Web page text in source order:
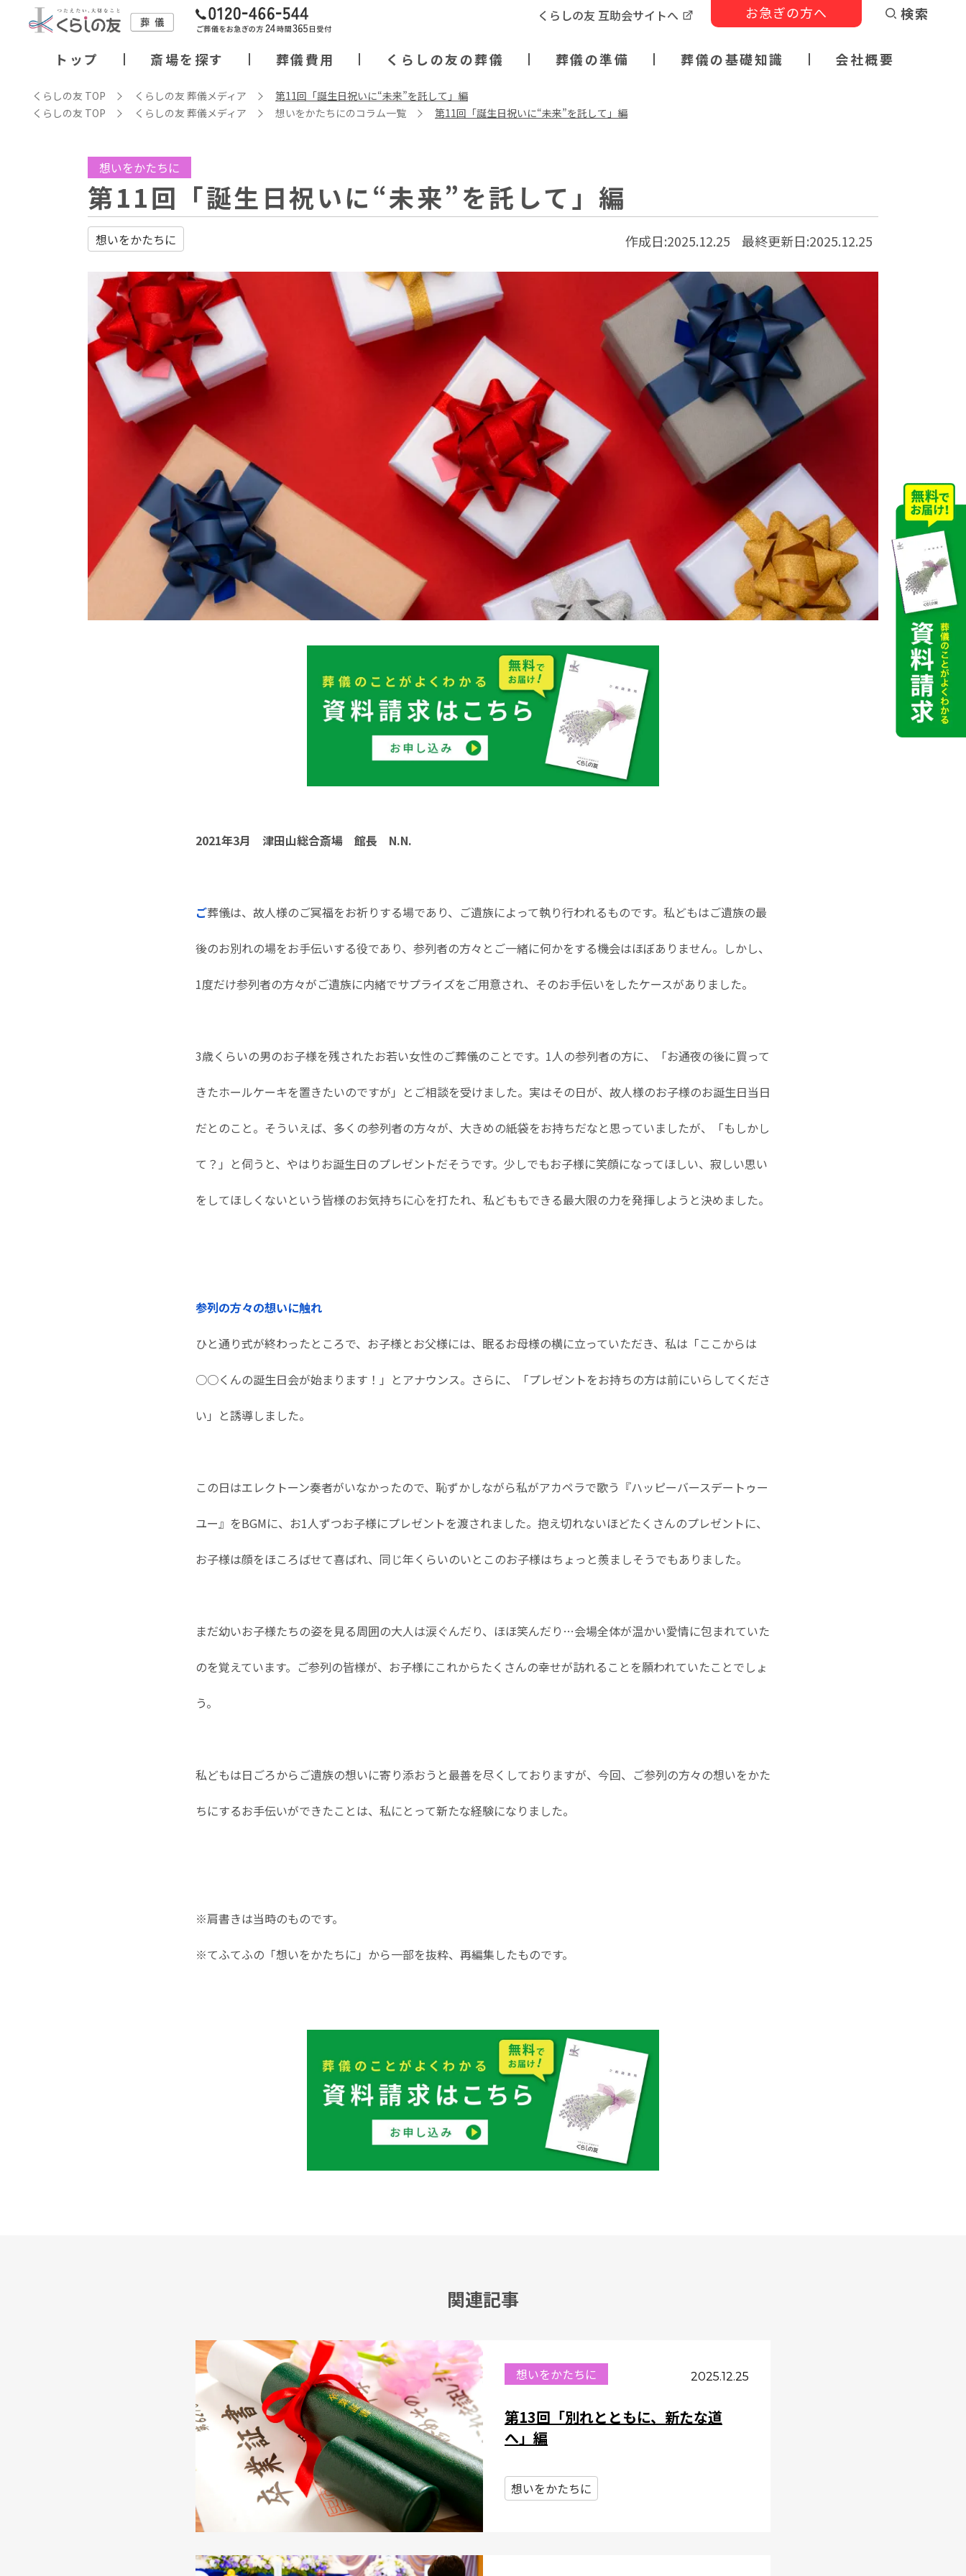
くらしの友 互助会サイトへ お急ぎの方へ
トップ 斎場を探す 葬儀費用 くらしの友の葬儀 葬儀の準備 葬儀の基礎知識 会社概要
検索
くらしの友 TOP くらしの友 葬儀メディア
第11回「誕生日祝いに“未来”を託して」編
くらしの友 TOP
くらしの友 葬儀メディア 想いをかたちにのコラム一覧 第11回「誕生日祝いに“未来”を託して」編
想いをかたちに
第11回「誕生日祝いに“未来”を託して」編
想いをかたちに 作成日:2025.12.25 最終更新日:2025.12.25
2021年3月 津田山総合斎場 館長 N.N.
ご葬儀は、故人様のご冥福をお祈りする場であり、ご遺族によって執り行われるものです。私どもはご遺族の最
後のお別れの場をお手伝いする役であり、参列者の方々とご一緒に何かをする機会はほぼありません。しかし、
1度だけ参列者の方々がご遺族に内緒でサプライズをご用意され、そのお手伝いをしたケースがありました。
3歳くらいの男のお子様を残されたお若い女性のご葬儀のことです。1人の参列者の方に、「お通夜の後に買って
きたホールケーキを置きたいのですが」とご相談を受けました。実はその日が、故人様のお子様のお誕生日当日
だとのこと。そういえば、多くの参列者の方々が、大きめの紙袋をお持ちだなと思っていましたが、「もしかし
て？」と伺うと、やはりお誕生日のプレゼントだそうです。少しでもお子様に笑顔になってほしい、寂しい思い
をしてほしくないという皆様のお気持ちに心を打たれ、私どももできる最大限の力を発揮しようと決めました。
参列の方々の想いに触れ
ひと通り式が終わったところで、お子様とお父様には、眠るお母様の横に立っていただき、私は「ここからは
○○くんの誕生日会が始まります！」とアナウンス。さらに、「プレゼントをお持ちの方は前にいらしてくださ
い」と誘導しました。
この日はエレクトーン奏者がいなかったので、恥ずかしながら私がアカペラで歌う『ハッピーバースデートゥー
ユー』をBGMに、お1人ずつお子様にプレゼントを渡されました。抱え切れないほどたくさんのプレゼントに、
お子様は顔をほころばせて喜ばれ、同じ年くらいのいとこのお子様はちょっと羨ましそうでもありました。
まだ幼いお子様たちの姿を見る周囲の大人は涙ぐんだり、ほほ笑んだり…会場全体が温かい愛情に包まれていた
のを覚えています。ご参列の皆様が、お子様にこれからたくさんの幸せが訪れることを願われていたことでしょ
う。
私どもは日ごろからご遺族の想いに寄り添おうと最善を尽くしておりますが、今回、ご参列の方々の想いをかた
ちにするお手伝いができたことは、私にとって新たな経験になりました。
※肩書きは当時のものです。
※てふてふの「想いをかたちに」から一部を抜粋、再編集したものです。
関連記事
想いをかたちに 2025.12.25
第13回「別れとともに、新たな道
へ」編
想いをかたちに